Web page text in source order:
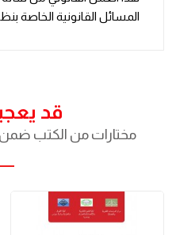
المسائل القانونية الخاصة
قد
مختارات من الكتب ضمن